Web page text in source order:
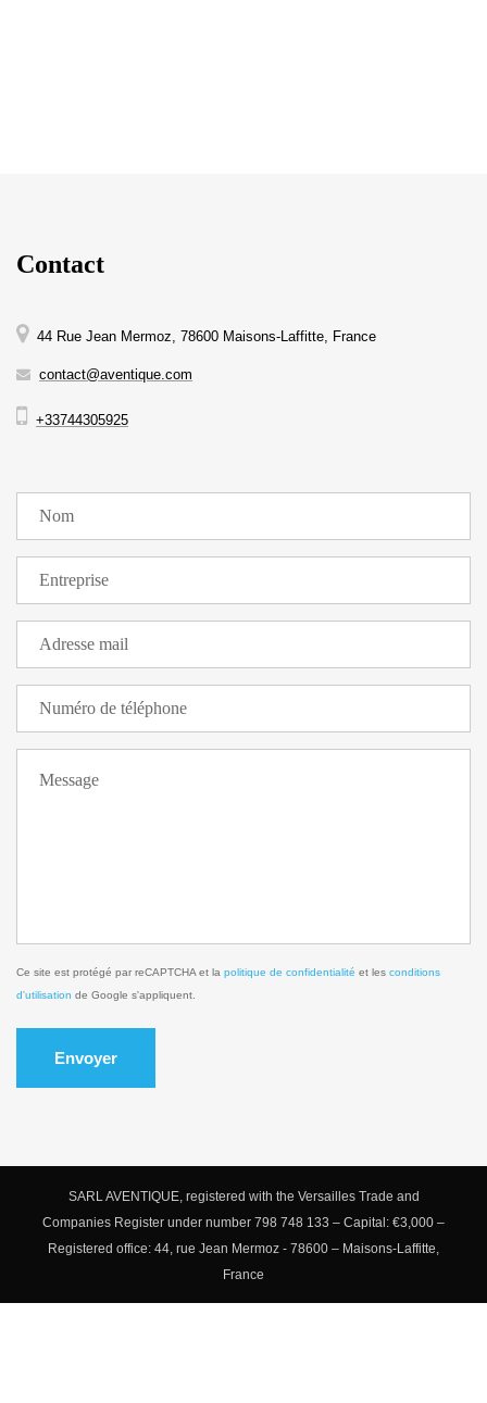
Contact
44 Rue Jean Mermoz, 78600 Maisons-Laffitte, France
contact@aventique.com
+33744305925
Ce site est protégé par reCAPTCHA et la politique de confidentialité et les conditions
d'utilisation de Google s'appliquent.
Envoyer
SARL AVENTIQUE, registered with the Versailles Trade and
Companies Register under number 798 748 133 – Capital: €3,000 –
Registered office: 44, rue Jean Mermoz - 78600 – Maisons-Laffitte,
France